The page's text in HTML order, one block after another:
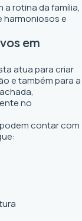
rotina da família,
harmoniosos e
em
atua para criar
e também para a
no
contar com